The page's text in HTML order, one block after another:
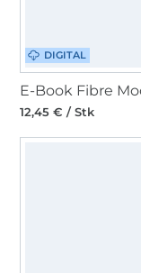
DIGITAL
12,45 € / Stk